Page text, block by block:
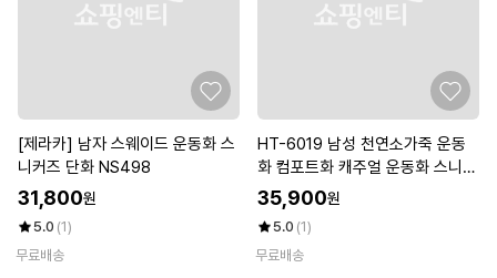
[제라카] 남자 스웨이드 운동화 스
니커즈 단화 NS498
31,800원
5.0 (1)
무료배송
HT-6019 남성 천연소가죽 운동
화 컴포트화 캐주얼 운동화 스니커
즈 활동화 효도화
35,900원
5.0 (1)
무료배송